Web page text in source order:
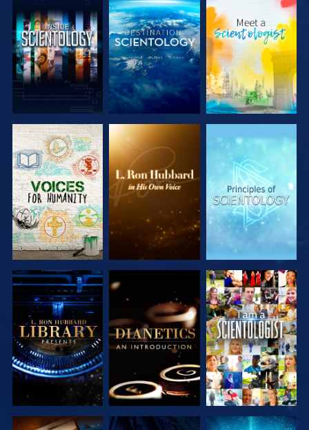
VERKEN DE
SERIE
VERKEN DE
SERIE
VERKEN DE
SERIE
VERKEN DE
SERIE
VERKEN DE
SERIE
KIJK